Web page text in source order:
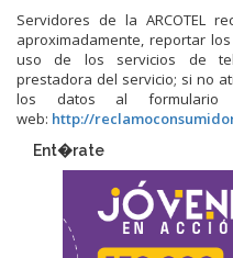
Servidores de la ARCOTEL
aproximadamente, reportar
uso de los servicios de
prestadora del servicio; si no
los datos al
web: http://
Ent�rate